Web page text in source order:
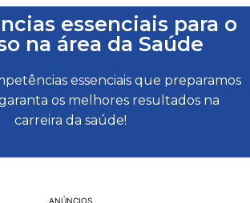
essenciais para o
na área da Saúde
essenciais que preparamos
os melhores resultados na
carreira da saúde!
ANÚNCIOS